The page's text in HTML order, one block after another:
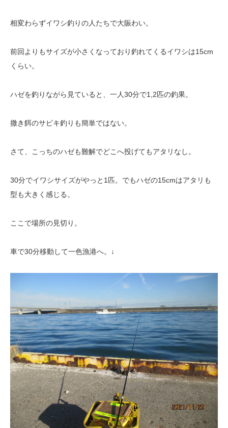
相変わらずイワシ釣りの人たちで大賑わい。
前回よりもサイズが小さくなっており釣れてくるイワシは15cm
くらい。
ハゼを釣りながら見ていると、一人30分で1,2匹の釣果。
撒き餌のサビキ釣りも簡単ではない。
さて、こっちのハゼも難解でどこへ投げてもアタリなし。
30分でイワシサイズがやっと1匹。でもハゼの15cmはアタリも
型も大きく感じる。
ここで場所の見切り。
車で30分移動して一色漁港へ。↓